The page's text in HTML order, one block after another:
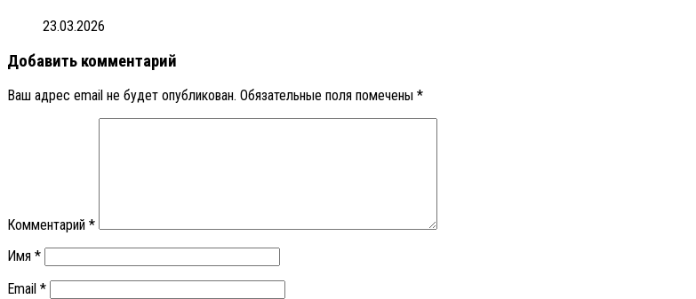
23.03.2026
Добавить комментарий
Ваш адрес email не будет опубликован. Обязательные поля помечены *
Комментарий *
Имя *
Email *